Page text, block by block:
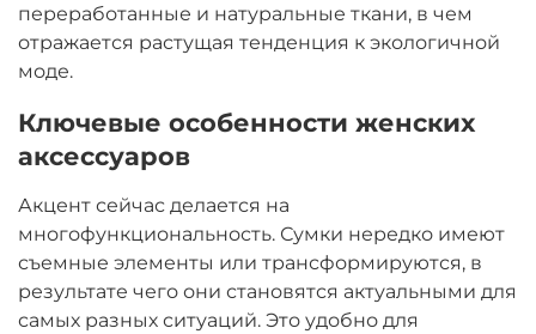
переработанные и натуральные ткани, в чем
отражается растущая тенденция к экологичной
моде.
Ключевые особенности женских
аксессуаров
Акцент сейчас делается на
многофункциональность. Сумки нередко имеют
съемные элементы или трансформируются, в
результате чего они становятся актуальными для
самых разных ситуаций. Это удобно для